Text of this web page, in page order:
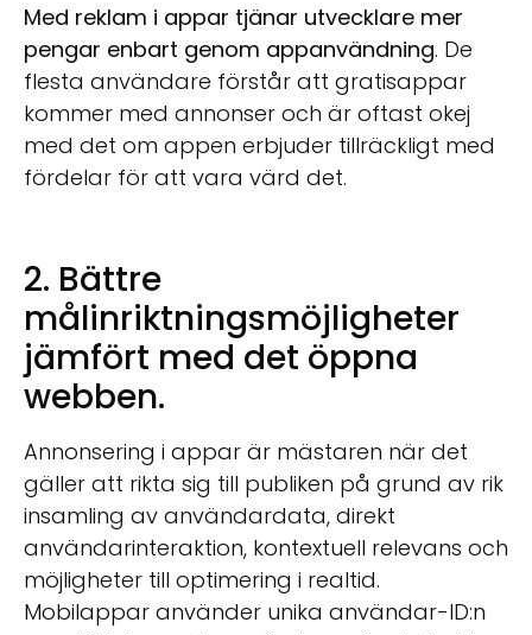
Med reklam i appar tjänar utvecklare mer
pengar enbart genom appanvändning. De
flesta användare förstår att gratisappar
kommer med annonser och är oftast okej
med det om appen erbjuder tillräckligt med
fördelar för att vara värd det.
2. Bättre
målinriktningsmöjligheter
jämfört med det öppna
webben.
Annonsering i appar är mästaren när det
gäller att rikta sig till publiken på grund av rik
insamling av användardata, direkt
användarinteraktion, kontextuell relevans och
möjligheter till optimering i realtid.
Mobilappar använder unika användar-ID:n